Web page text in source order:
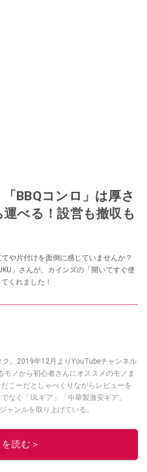
「BBQコンロ」は厚さ
べる！設営も撤収も
や片付けを面倒に感じていませんか？
」さんが、カインズの「開いてすぐ使
くれました！
。2019年12月よりYouTubeチャンネル
モノから初心者さんにオススメのモノま
こーだとしゃべくりながらレビューを
なく「ULギア」「中華製激安ギア」
ャンルを取り上げている。
のイチオシストの他の記事を読む
読む＞